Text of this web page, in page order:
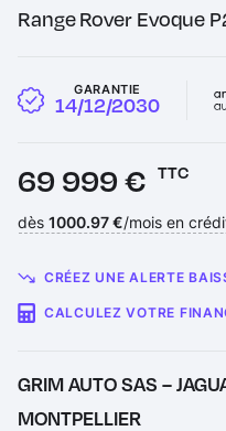
Range Rover Evoque
GARANTIE
14/12/2030
Prix :
69 999 € TTC
Financement :
dès 1000.97 €/mois en
CRÉEZ UNE ALERTE
CALCULEZ VOTRE
GRIM AUTO SAS –
MONTPELLIER